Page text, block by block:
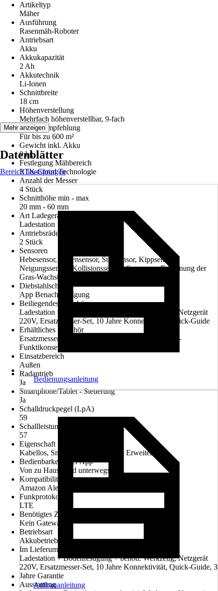
Artikeltyp
Mäher
Ausführung
Rasenmäh-Roboter
Antriebsart
Akku
Akkukapazität
2 Ah
Akkutechnik
Li-Ionen
Schnittbreite
18 cm
Höhenverstellung
Mehrfach höhenverstellbar, 9-fach
Flächenempfehlung
Für bis zu 600 m²
Gewicht inkl. Akku
9 kg
Festlegung Mähbereich
RTK-Cloud Technologie
Anzahl der Messer
4 Stück
Schnitthöhe min - max
20 mm - 60 mm
Art Ladegerät
Ladestation
Antriebsräder
2 Stück
Sensoren
Hebesensor, Regensensor, Stoßsensor, Kippsensor,
Neigungssensor, Kollisionssensor, Sensor zur Erkennung der
Gras-Wachstumsrate
Diebstahlschutz
App Benachrichtigung
Beiliegendes Zubehör
Ladestation + Bodenfestigung + benöti. Werkzeug, Netzgerät
220V, Ersatzmesser-Set, 10 Jahre Konnektivität, Quick-Guide
Erhältliches Zubehör
Ersatzmesser-Set, Garage, Off-Road-Räder, In-APP-
Funktikonserweiterung
Einsatzbereich
Außen
Radantrieb
Ja
Smartphone/Tablet - Steuerung
Ja
Schalldruckpegel (LpA)
59
Schallleistungspegel (LWA)
57
Eigenschaft
Kabellos, Smart Home-fähig nach Erweiterung
Bedienbarkeit über App
Von zu Hause und unterwegs
Kompatibilität
Amazon Alexa, Google Home
Funkprotokoll
LTE
Benötigtes Zubehör
Kein Gateway
Betriebsart
Akkubetrieb
Im Lieferumfang enthalten
Ladestation + Bodenfestigung + benöti. Werkzeug, Netzgerät
220V, Ersatzmesser-Set, 10 Jahre Konnektivität, Quick-Guide, 3
Jahre Garantie
Ausstattung
Mehr anzeigen
Datenblätter
Bereich überspringen
Bedienungsanleitung
Aufbauanleitung